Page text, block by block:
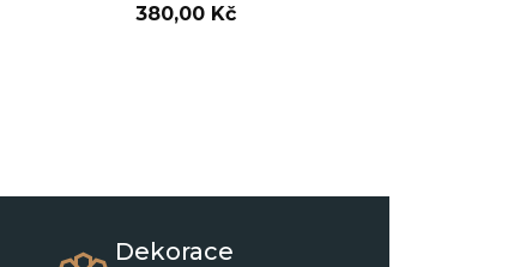
380,00 Kč
Dekorace